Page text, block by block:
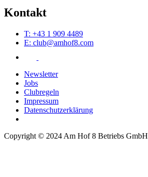
Kontakt
T: +43 1 909 4489
E: club@amhof8.com
Newsletter
Jobs
Clubregeln
Impressum
Datenschutzerklärung
Copyright © 2024 Am Hof 8 Betriebs GmbH